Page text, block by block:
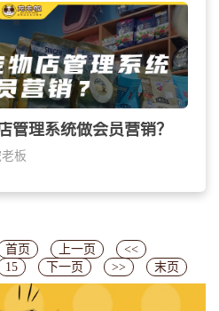
管理系统做会员营销？
板
首页 上一页
<<
15 下一页 >> 末页